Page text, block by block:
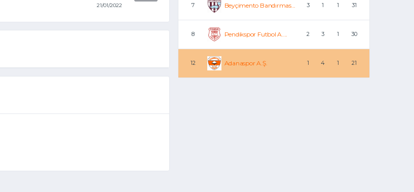
21/01/2022 7 Beyçimento Bandırmas... 3 1 1 31
8 Pendikspor Futbol A.... 2 3 1 30
12 Adanaspor A.Ş. 1 4 1 21